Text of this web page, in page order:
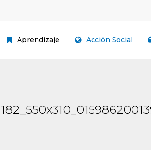
Aprendizaje Acción Social